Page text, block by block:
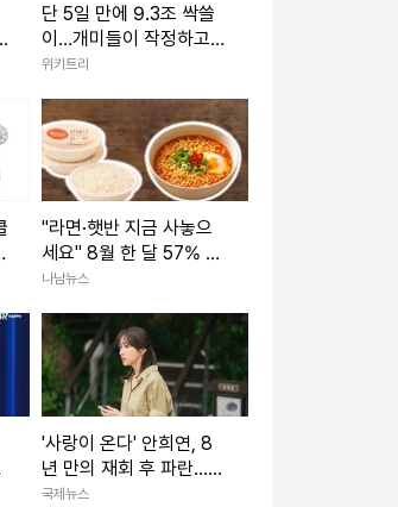
단 5일 만에 9.3조 싹쓸
이…개미들이 작정하고
영끌한 종목 '1위' 정체
위키트리
"라면·햇반 지금 사놓으
세요" 8월 한 달 57% 파
격 할인행사 3800개 품
나남뉴스
'사랑이 온다' 안희연, 8
년 만의 재회 후 파란…
하석진X윤하빈 독대
국제뉴스